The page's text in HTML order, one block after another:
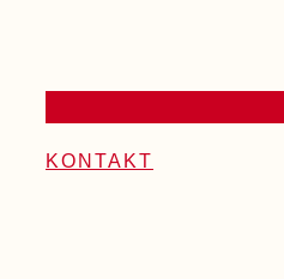
KONTAKT